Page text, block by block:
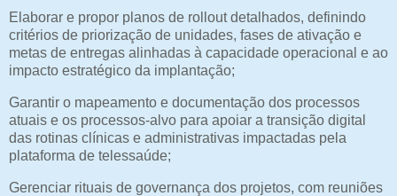
Elaborar e propor planos de rollout detalhados, definindo
critérios de priorização de unidades, fases de ativação e
metas de entregas alinhadas à capacidade operacional e ao
impacto estratégico da implantação;
Garantir o mapeamento e documentação dos processos
atuais e os processos-alvo para apoiar a transição digital
das rotinas clínicas e administrativas impactadas pela
plataforma de telessaúde;
Gerenciar rituais de governança dos projetos, com reuniões